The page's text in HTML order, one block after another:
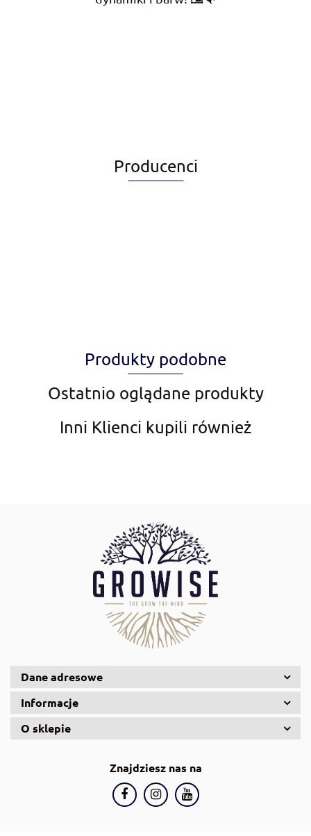
Producenci
Amiplay
AquaDella
AquaGlass
Produkty podobne
Ostatnio oglądane produkty
Inni Klienci kupili również
Dane adresowe
Informacje
O sklepie
Znajdziesz nas na